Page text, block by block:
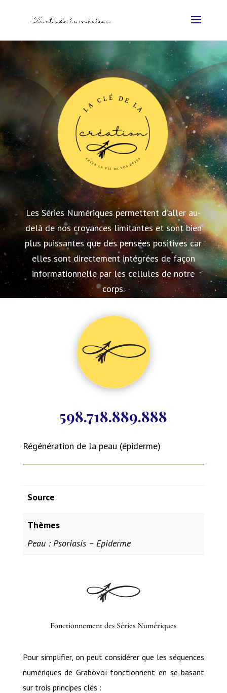
Les Séries Numériques permettent d’aller au-
delà de nos croyances limitantes et sont bien
plus puissantes que des pensées positives car
elles sont directement intégrées de façon
informationnelle par les cellules de notre
corps.
598.718.889.888
Régénération de la peau (épiderme)
Source
Thèmes
Peau : Psoriasis – Epiderme
Fonctionnement des Séries Numériques
Pour simplifier, on peut considérer que les séquences
numériques de Grabovoï fonctionnent en se basant
sur trois principes clés :